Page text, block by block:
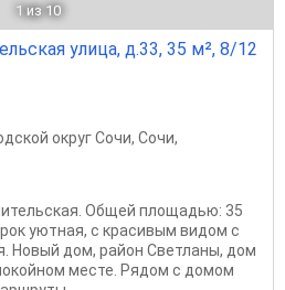
1 из 10
улица, д.33, 35 м², 8/12
округ Сочи, Сочи,
Общей площадью: 35
уютная, с красивым видом с
Новый дом, район Светланы, дом
месте. Рядом с домом